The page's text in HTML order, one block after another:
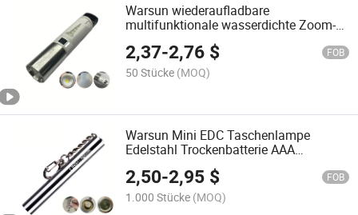
Warsun wiederaufladbare
multifunktionale wasserdichte Zoom-
Blitzlicht für den Außenbereich
2,37-2,76 $ FOB
50 Stücke (MOQ)
Warsun Mini EDC Taschenlampe
Edelstahl Trockenbatterie AAA
Wasserdicht LED Taschenlicht Notfall
Taschenlampe
2,50-2,95 $ FOB
1.000 Stücke (MOQ)